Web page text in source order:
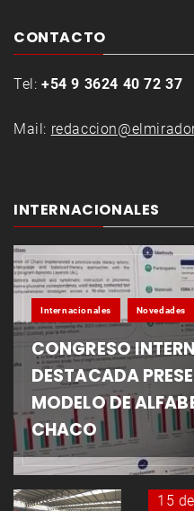
CONTACTO
Tel: +54 9 3624 40 72 37
Mail:
INTERNACIONALES
Internacionales Novedades
CONGRESO
DESTACADA
MODELO DE
CHACO
15